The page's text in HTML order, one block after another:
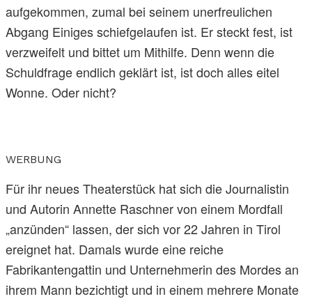
aufgekommen, zumal bei seinem unerfreulichen
Abgang Einiges schiefgelaufen ist. Er steckt fest, ist
verzweifelt und bittet um Mithilfe. Denn wenn die
Schuldfrage endlich geklärt ist, ist doch alles eitel
Wonne. Oder nicht?
WERBUNG
Für ihr neues Theaterstück hat sich die Journalistin
und Autorin Annette Raschner von einem Mordfall
„anzünden“ lassen, der sich vor 22 Jahren in Tirol
ereignet hat. Damals wurde eine reiche
Fabrikantengattin und Unternehmerin des Mordes an
ihrem Mann bezichtigt und in einem mehrere Monate